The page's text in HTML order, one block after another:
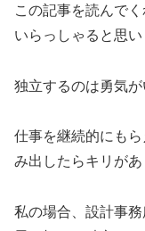
この記事を読んで
いらっしゃると思い
独立するのは勇気が
仕事を継続的にも
み出したらキリがあ
私の場合、設計事務